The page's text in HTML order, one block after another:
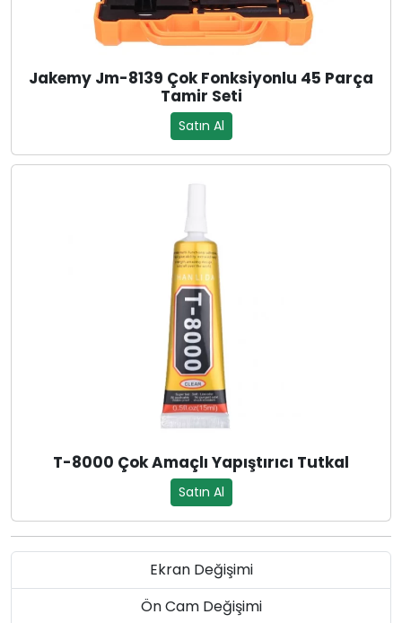
Jakemy Jm-8139 Çok Fonksiyonlu 45 Parça
Tamir Seti
Satın Al
T-8000 Çok Amaçlı Yapıştırıcı Tutkal
Satın Al
Ekran Değişimi
Ön Cam Değişimi